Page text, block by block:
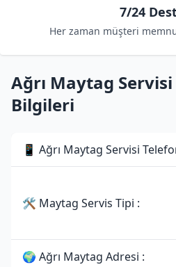
7/24
Her zaman müşteri
Ağrı Maytag
Bilgileri
📱 Ağrı Maytag Servisi
🛠 Maytag Servis Tipi :
🌍 Ağrı Maytag Adresi :